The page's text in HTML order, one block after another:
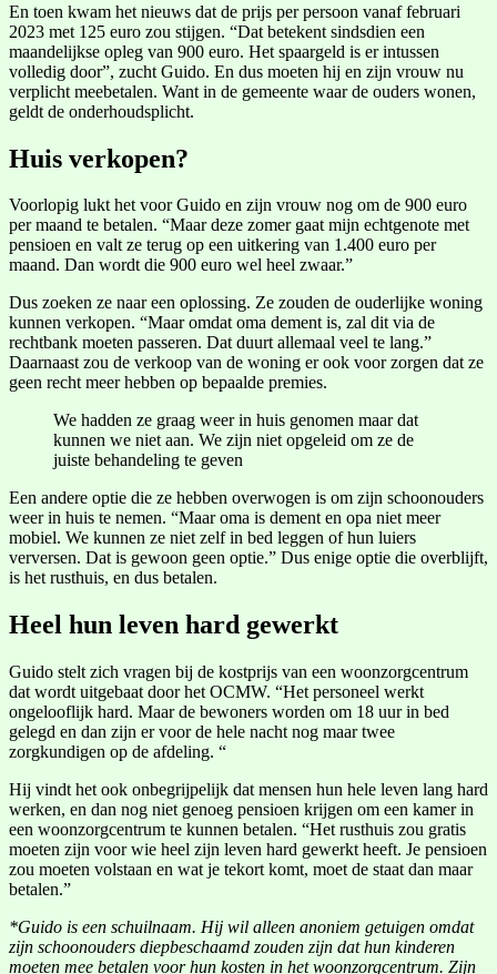
En toen kwam het nieuws dat de prijs per persoon vanaf februari
2023 met 125 euro zou stijgen. “Dat betekent sindsdien een
maandelijkse opleg van 900 euro. Het spaargeld is er intussen
volledig door”, zucht Guido. En dus moeten hij en zijn vrouw nu
verplicht meebetalen. Want in de gemeente waar de ouders wonen,
geldt de onderhoudsplicht.
Huis verkopen?
Voorlopig lukt het voor Guido en zijn vrouw nog om de 900 euro
per maand te betalen. “Maar deze zomer gaat mijn echtgenote met
pensioen en valt ze terug op een uitkering van 1.400 euro per
maand. Dan wordt die 900 euro wel heel zwaar.”
Dus zoeken ze naar een oplossing. Ze zouden de ouderlijke woning
kunnen verkopen. “Maar omdat oma dement is, zal dit via de
rechtbank moeten passeren. Dat duurt allemaal veel te lang.”
Daarnaast zou de verkoop van de woning er ook voor zorgen dat ze
geen recht meer hebben op bepaalde premies.
We hadden ze graag weer in huis genomen maar dat
kunnen we niet aan. We zijn niet opgeleid om ze de
juiste behandeling te geven
Een andere optie die ze hebben overwogen is om zijn schoonouders
weer in huis te nemen. “Maar oma is dement en opa niet meer
mobiel. We kunnen ze niet zelf in bed leggen of hun luiers
verversen. Dat is gewoon geen optie.” Dus enige optie die overblijft,
is het rusthuis, en dus betalen.
Heel hun leven hard gewerkt
Guido stelt zich vragen bij de kostprijs van een woonzorgcentrum
dat wordt uitgebaat door het OCMW. “Het personeel werkt
ongelooflijk hard. Maar de bewoners worden om 18 uur in bed
gelegd en dan zijn er voor de hele nacht nog maar twee
zorgkundigen op de afdeling. “
Hij vindt het ook onbegrijpelijk dat mensen hun hele leven lang hard
werken, en dan nog niet genoeg pensioen krijgen om een kamer in
een woonzorgcentrum te kunnen betalen. “Het rusthuis zou gratis
moeten zijn voor wie heel zijn leven hard gewerkt heeft. Je pensioen
zou moeten volstaan en wat je tekort komt, moet de staat dan maar
betalen.”
*Guido is een schuilnaam. Hij wil alleen anoniem getuigen omdat
zijn schoonouders diepbeschaamd zouden zijn dat hun kinderen
moeten mee betalen voor hun kosten in het woonzorgcentrum. Zijn